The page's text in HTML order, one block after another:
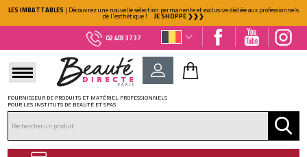
LES IMBATTABLES | Découvrez une nouvelle sélection permanente et exclusive dédiée aux professionnels
de l'esthétique ! JE SHOPPE ❯❯❯
02 403 37 37
FOURNISSEUR DE PRODUITS ET MATÉRIEL PROFESSIONNELS
POUR LES INSTITUTS DE BEAUTÉ ET SPAS